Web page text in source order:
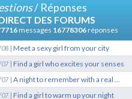
21 Février
LES QUAIS
9
29 Janvier
Lexique de termes
/ Réponses
DES FORUMS
messages 16778306réponses
08 | Meet a sexy girl from your city
07 | Find a girl who excites your senses
07 | A night to remember with a real ...
07 | Find a girl to warm up your night